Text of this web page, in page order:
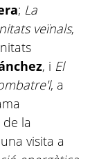
; La
veïnals,
, i El
, a
la
visita a